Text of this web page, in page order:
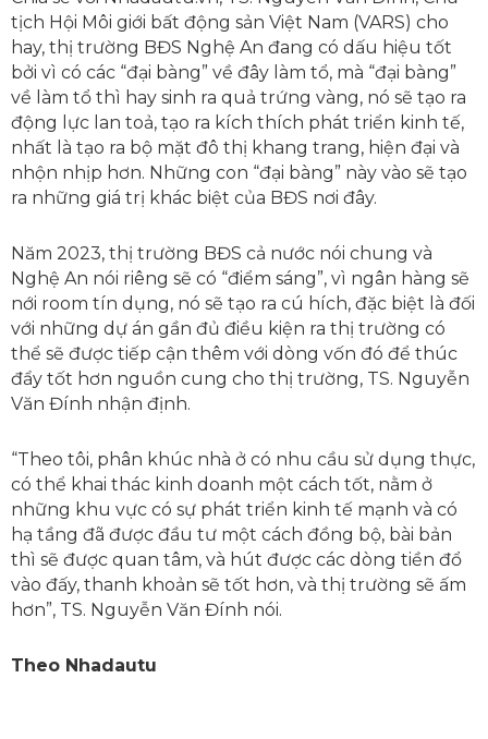
tịch Hội Môi giới bất động sản Việt Nam (VARS) cho
hay, thị trường BĐS Nghệ An đang có dấu hiệu tốt
bởi vì có các “đại bàng” về đây làm tổ, mà “đại bàng”
về làm tổ thì hay sinh ra quả trứng vàng, nó sẽ tạo ra
động lực lan toả, tạo ra kích thích phát triển kinh tế,
nhất là tạo ra bộ mặt đô thị khang trang, hiện đại và
nhộn nhịp hơn. Những con “đại bàng” này vào sẽ tạo
ra những giá trị khác biệt của BĐS nơi đây.
Năm 2023, thị trường BĐS cả nước nói chung và
Nghệ An nói riêng sẽ có “điểm sáng”, vì ngân hàng sẽ
nới room tín dụng, nó sẽ tạo ra cú hích, đặc biệt là đối
với những dự án gần đủ điều kiện ra thị trường có
thể sẽ được tiếp cận thêm với dòng vốn đó để thúc
đẩy tốt hơn nguồn cung cho thị trường, TS. Nguyễn
Văn Đính nhận định.
“Theo tôi, phân khúc nhà ở có nhu cầu sử dụng thực,
có thể khai thác kinh doanh một cách tốt, nằm ở
những khu vực có sự phát triển kinh tế mạnh và có
hạ tầng đã được đầu tư một cách đồng bộ, bài bản
thì sẽ được quan tâm, và hút được các dòng tiền đổ
vào đấy, thanh khoản sẽ tốt hơn, và thị trường sẽ ấm
hơn”, TS. Nguyễn Văn Đính nói.
Theo Nhadautu